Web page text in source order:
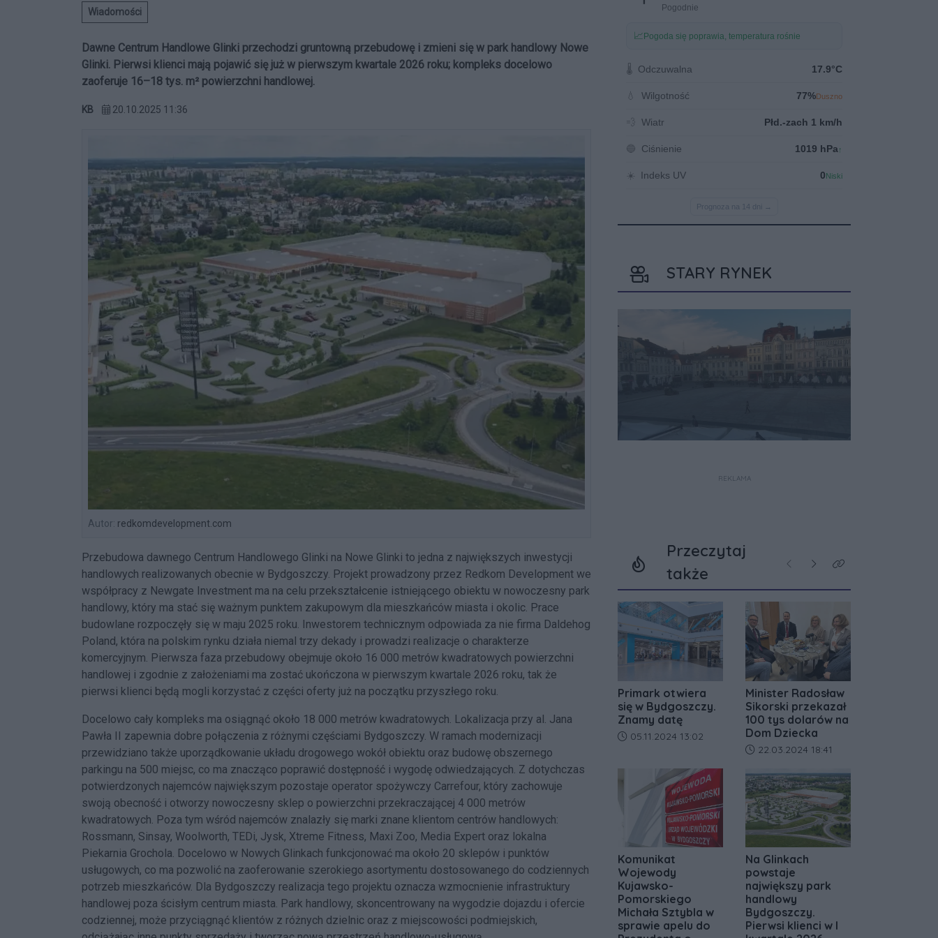
Wiadomości
Dawne Centrum Handlowe Glinki przechodzi gruntowną przebudowę i zmieni się w park handlowy Nowe
Glinki. Pierwsi klienci mają pojawić się już w pierwszym kwartale 2026 roku; kompleks docelowo
zaoferuje 16–18 tys. m² powierzchni handlowej.
KB 20.10.2025 11:36
Autor: redkomdevelopment.com
Przebudowa dawnego Centrum Handlowego Glinki na Nowe Glinki to jedna z największych inwestycji
handlowych realizowanych obecnie w Bydgoszczy. Projekt prowadzony przez Redkom Development we
współpracy z Newgate Investment ma na celu przekształcenie istniejącego obiektu w nowoczesny park
handlowy, który ma stać się ważnym punktem zakupowym dla mieszkańców miasta i okolic. Prace
budowlane rozpoczęły się w maju 2025 roku. Inwestorem technicznym odpowiada za nie firma Daldehog
Poland, która na polskim rynku działa niemal trzy dekady i prowadzi realizacje o charakterze
komercyjnym. Pierwsza faza przebudowy obejmuje około 16 000 metrów kwadratowych powierzchni
handlowej i zgodnie z założeniami ma zostać ukończona w pierwszym kwartale 2026 roku, tak że
pierwsi klienci będą mogli korzystać z części oferty już na początku przyszłego roku.
Docelowo cały kompleks ma osiągnąć około 18 000 metrów kwadratowych. Lokalizacja przy al. Jana
Pawła II zapewnia dobre połączenia z różnymi częściami Bydgoszczy. W ramach modernizacji
przewidziano także uporządkowanie układu drogowego wokół obiektu oraz budowę obszernego
parkingu na 500 miejsc, co ma znacząco poprawić dostępność i wygodę odwiedzających. Z dotychczas
potwierdzonych najemców największym pozostaje operator spożywczy Carrefour, który zachowuje
swoją obecność i otworzy nowoczesny sklep o powierzchni przekraczającej 4 000 metrów
kwadratowych. Poza tym wśród najemców znalazły się marki znane klientom centrów handlowych:
Rossmann, Sinsay, Woolworth, TEDi, Jysk, Xtreme Fitness, Maxi Zoo, Media Expert oraz lokalna
Piekarnia Grochola. Docelowo w Nowych Glinkach funkcjonować ma około 20 sklepów i punktów
usługowych, co ma pozwolić na zaoferowanie szerokiego asortymentu dostosowanego do codziennych
potrzeb mieszkańców. Dla Bydgoszczy realizacja tego projektu oznacza wzmocnienie infrastruktury
handlowej poza ścisłym centrum miasta. Park handlowy, skoncentrowany na wygodzie dojazdu i ofercie
codziennej, może przyciągnąć klientów z różnych dzielnic oraz z miejscowości podmiejskich,
STARY RYNEK
REKLAMA
Przeczytaj
także
Poprzednie
NastępneKliknij aby zobaczyć
Primark otwiera
się w Bydgoszczy.
Znamy datę
Data dodania artykułu:
05.11.2024 13:02
Minister Radosław
Sikorski przekazał
100 tys dolarów na
Dom Dziecka
Data dodania artykułu:
22.03.2024 18:41
Komunikat
Wojewody
Kujawsko-
Pomorskiego
Michała Sztybla w
sprawie apelu do
Na Glinkach
powstaje
największy park
handlowy
Bydgoszczy.
Pierwsi klienci w I